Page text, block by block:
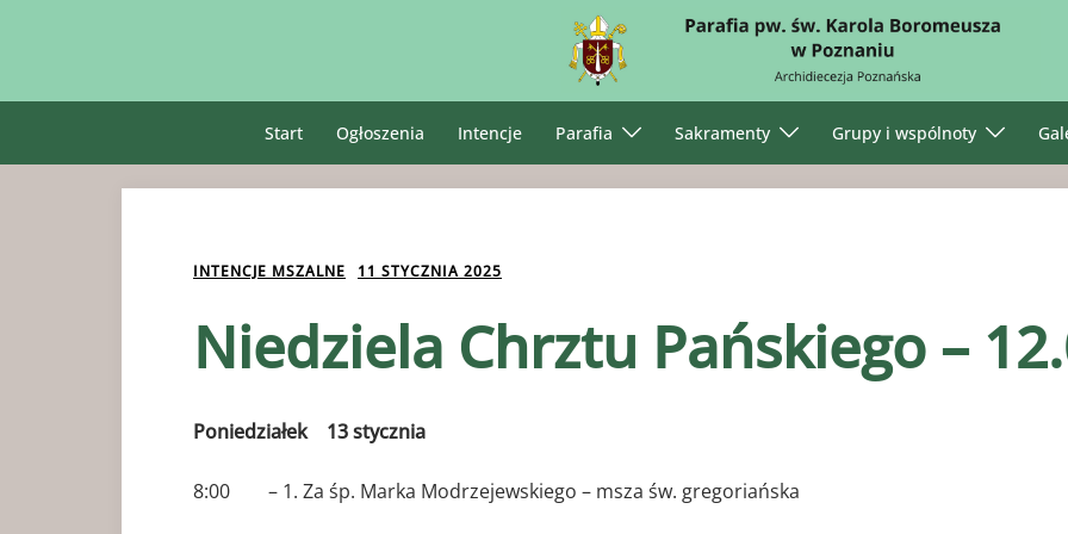
Start Ogłoszenia Intencje Parafia Sakramenty Grupy i wspólnoty
INTENCJE MSZALNE 11 STYCZNIA 2025
Niedziela Chrztu Pańskiego –
Poniedziałek 13 stycznia
8:00 – 1. Za śp. Marka Modrzejewskiego – msza św. gregoriańska